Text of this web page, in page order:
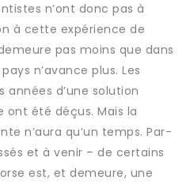
n’ont donc pas à
à cette expérience de
pas moins que dans
n’avance plus. Les
années d’une solution
ont été déçus. Mais la
n’aura qu’un temps. Par-
et à venir – de certains
est, et demeure, une